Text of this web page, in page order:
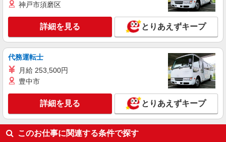
時給1500円〜2125円 ＜日払い有/週払い有/交
鹿沼市 最寄り駅：新鹿沼
キープ 詳細を見る
派遣社員
株式会社kotrio /●UT-H-1977620
鹿沼市★シニア向け住宅での見守り・生活サポ
ートなど★
時給1500円〜2125円 ＜日払い有/週払い有/交
通費全支給(ガソリン代含む)＞
鹿沼市 最寄り駅：新鹿沼
神戸市須磨区
詳細を見る とりあえずキープ
代務運転士
月給 253,500円
豊中市
詳細を見る とりあえずキープ
このお仕事に関連する条件で探す